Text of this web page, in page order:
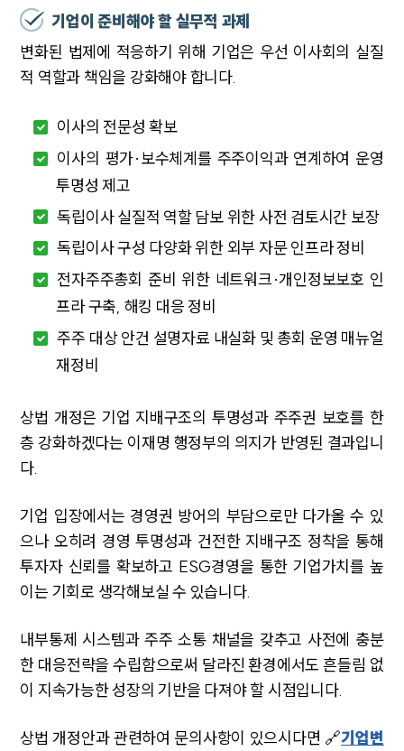
기업이 준비해야 할 실무적 과제
변화된 법제에 적응하기 위해 기업은 우선 이사회의 실질
적 역할과 책임을 강화해야 합니다.
이사의 전문성 확보
이사의 평가·보수체계를 주주이익과 연계하여 운영
투명성 제고
독립이사 실질적 역할 담보 위한 사전 검토시간 보장
독립이사 구성 다양화 위한 외부 자문 인프라 정비
전자주주총회 준비 위한 네트워크·개인정보보호 인
프라 구축, 해킹 대응 정비
주주 대상 안건 설명자료 내실화 및 총회 운영 매뉴얼
재정비
상법 개정은 기업 지배구조의 투명성과 주주권 보호를 한
층 강화하겠다는 이재명 행정부의 의지가 반영된 결과입니
다.
기업 입장에서는 경영권 방어의 부담으로만 다가올 수 있
으나 오히려 경영 투명성과 건전한 지배구조 정착을 통해
투자자 신뢰를 확보하고 ESG경영을 통한 기업가치를 높
이는 기회로 생각해보실 수 있습니다.
내부통제 시스템과 주주 소통 채널을 갖추고 사전에 충분
한 대응전략을 수립함으로써 달라진 환경에서도 흔들림 없
이 지속가능한 성장의 기반을 다져야 할 시점입니다.
상법 개정안과 관련하여 문의사항이 있으시다면 🔗기업변